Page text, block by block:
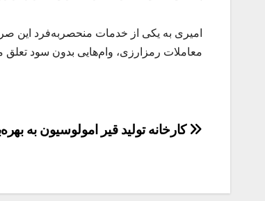
امیری به یکی از خدمات منحصربه‌فرد این
معاملات رمزارزی، وام‌هایی بدون سود تعلق می‌گیردکه این
راهبری
کارخانه تولید قیر امولوسیون به